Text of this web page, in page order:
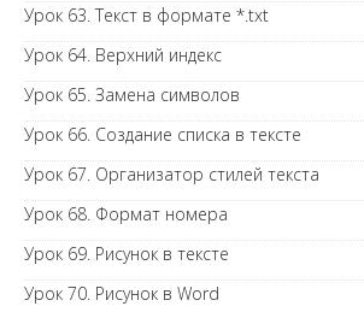
Урок 63. Текст в формате *.txt
Урок 64. Верхний индекс
Урок 65. Замена символов
Урок 66. Создание списка в тексте
Урок 67. Организатор стилей текста
Урок 68. Формат номера
Урок 69. Рисунок в тексте
Урок 70. Рисунок в Word